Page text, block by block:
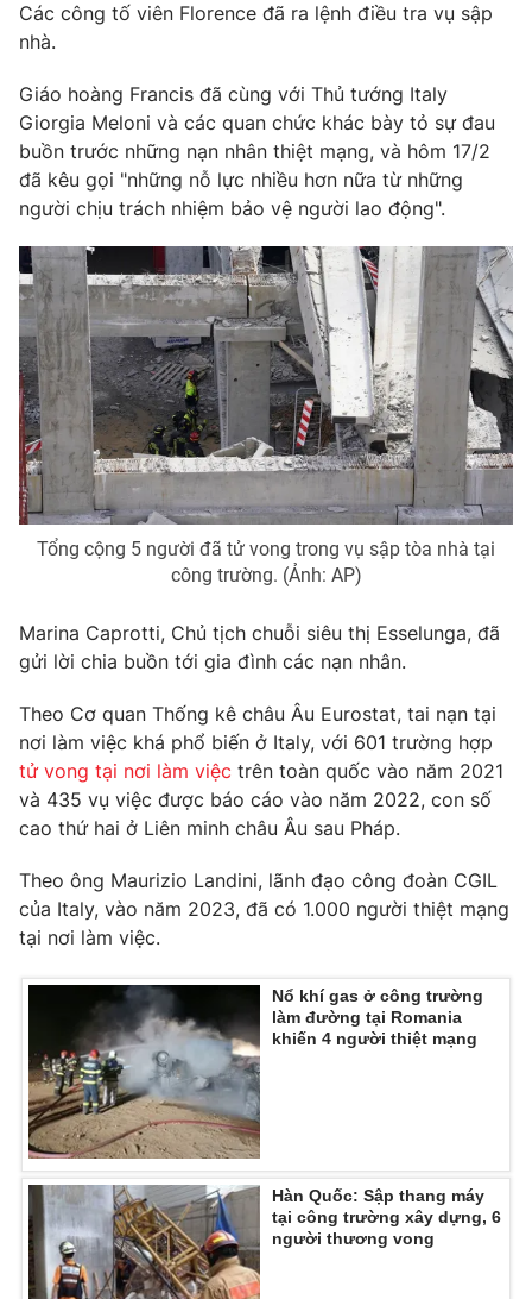
Thị trường 24h Tấm lòng Việt
VTV4 Vươn mình bằng AI
VTV9 VTV8
Liên hệ tòa soạn English
THỜI BÁO VTV
Theo dõi báo trên
Cơ quan chủ quản:Đài Truyền hình Việt Nam
Cơ quan báo chí:
Thời báo VTV
cấp ngày 29/12/2023
Tổng Biên tập:Vũ Thanh Thủy
Nguyễn Trọng Ninh
Tổng đài VTV: 024.38 355 931 - 024.38 355 932
Ðiện thoại Thời báo VTV:024.66 897 897
Email:toasoan@vtv.vn
® Cấm sao chép dưới mọi hình thức nếu không có sự chấp
thuận bằng văn bản. Ghi rõ nguồn VTV.vn khi phát hành lại
thông tin từ website này.
Các công tố viên Florence đã ra lệnh điều tra vụ sập
nhà.
Giáo hoàng Francis đã cùng với Thủ tướng Italy
Giorgia Meloni và các quan chức khác bày tỏ sự đau
buồn trước những nạn nhân thiệt mạng, và hôm 17/2
đã kêu gọi "những nỗ lực nhiều hơn nữa từ những
người chịu trách nhiệm bảo vệ người lao động".
Tổng cộng 5 người đã tử vong trong vụ sập tòa nhà tại
công trường. (Ảnh: AP)
Marina Caprotti, Chủ tịch chuỗi siêu thị Esselunga, đã
gửi lời chia buồn tới gia đình các nạn nhân.
Theo Cơ quan Thống kê châu Âu Eurostat, tai nạn tại
nơi làm việc khá phổ biến ở Italy, với 601 trường hợp
tử vong tại nơi làm việc trên toàn quốc vào năm 2021
và 435 vụ việc được báo cáo vào năm 2022, con số
cao thứ hai ở Liên minh châu Âu sau Pháp.
Theo ông Maurizio Landini, lãnh đạo công đoàn CGIL
của Italy, vào năm 2023, đã có 1.000 người thiệt mạng
tại nơi làm việc.
Nổ khí gas ở công trường
làm đường tại Romania
khiến 4 người thiệt mạng
Hàn Quốc: Sập thang máy
tại công trường xây dựng, 6
người thương vong